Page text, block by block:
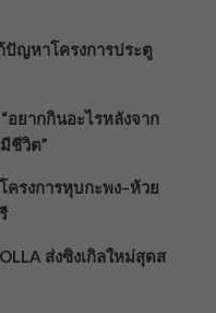
ญหาโครงการประตู
อยากกินอะไรหลังจาก
ชีวิต”
ครงการหุบกะพง–ห้วย
ส่งซิงเกิลใหม่สุดส